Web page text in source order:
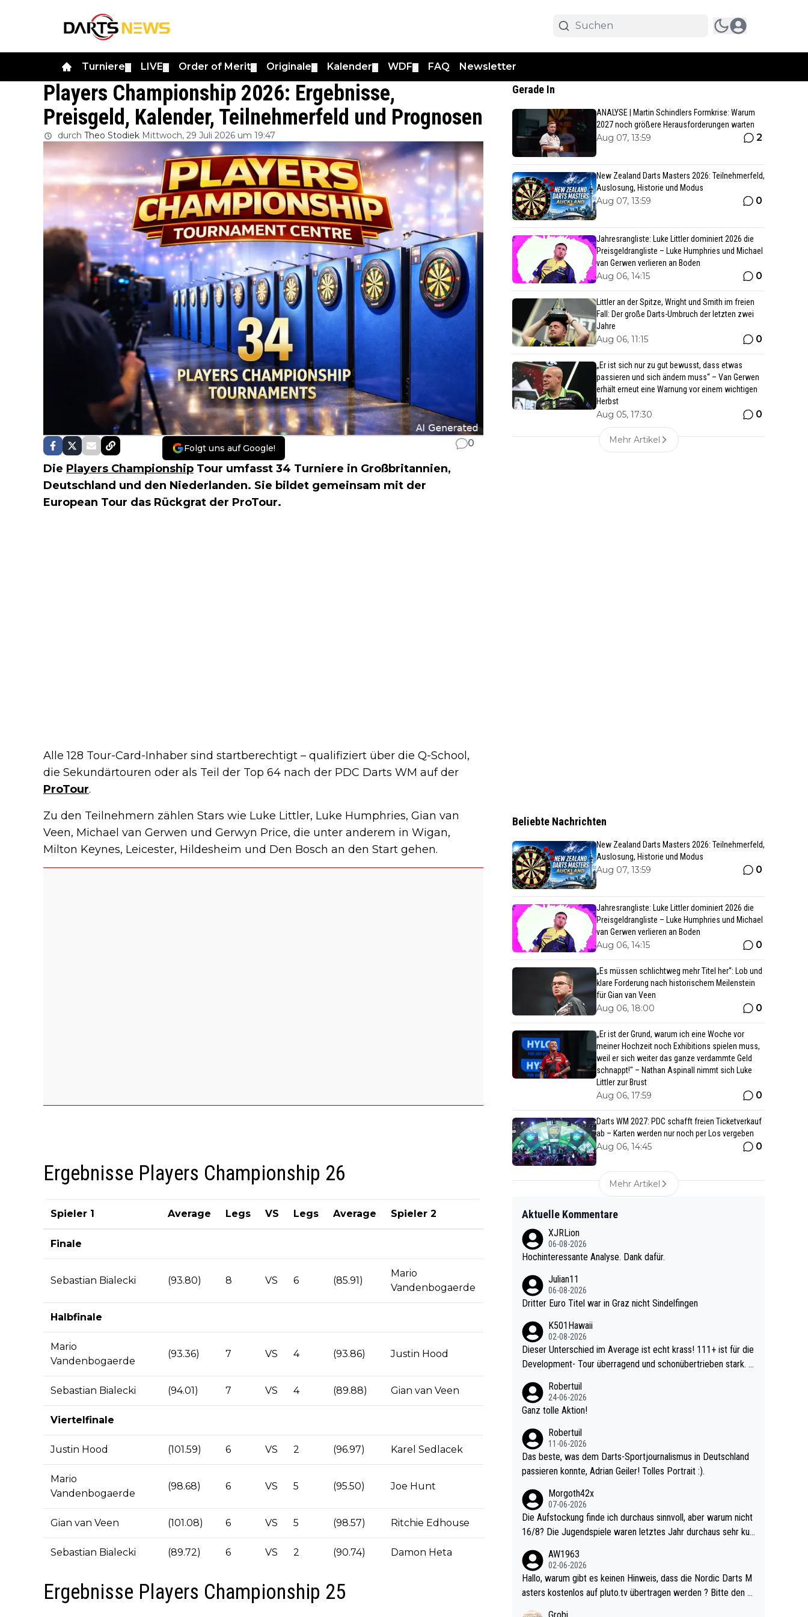
Turniere LIVE Order of Merit Originale Kalender WDF FAQ Newsletter
Players Championship 2026: Ergebnisse,
Preisgeld, Kalender, Teilnehmerfeld und Prognosen
durch Theo Stodiek Mittwoch, 29 Juli 2026 um 19:47
Folgt uns auf Google! 0
Die Players Championship Tour umfasst 34 Turniere in Großbritannien,
Deutschland und den Niederlanden. Sie bildet gemeinsam mit der
European Tour das Rückgrat der ProTour.
Alle 128 Tour-Card-Inhaber sind startberechtigt – qualifiziert über die Q-School,
die Sekundärtouren oder als Teil der Top 64 nach der PDC Darts WM auf der
ProTour.
Zu den Teilnehmern zählen Stars wie Luke Littler, Luke Humphries, Gian van
Veen, Michael van Gerwen und Gerwyn Price, die unter anderem in Wigan,
Milton Keynes, Leicester, Hildesheim und Den Bosch an den Start gehen.
Ergebnisse Players Championship 26
Spieler 1 Average Legs VS Legs Average Spieler 2
Finale
Sebastian Bialecki (93.80) 8 VS 6 (85.91)
Mario
Vandenbogaerde
Halbfinale
Mario
Vandenbogaerde
(93.36) 7 VS 4 (93.86) Justin Hood
Sebastian Bialecki (94.01) 7 VS 4 (89.88) Gian van Veen
Viertelfinale
Justin Hood (101.59) 6 VS 2 (96.97) Karel Sedlacek
Mario
Vandenbogaerde
(98.68) 6 VS 5 (95.50) Joe Hunt
Gian van Veen (101.08) 6 VS 5 (98.57) Ritchie Edhouse
Sebastian Bialecki (89.72) 6 VS 2 (90.74) Damon Heta
Ergebnisse Players Championship 25
Gerade In
ANALYSE | Martin Schindlers Formkrise: Warum
2027 noch größere Herausforderungen warten
Aug 07, 13:59 2
New Zealand Darts Masters 2026: Teilnehmerfeld,
Auslosung, Historie und Modus
Aug 07, 13:59 0
Jahresrangliste: Luke Littler dominiert 2026 die
Preisgeldrangliste – Luke Humphries und Michael
van Gerwen verlieren an Boden
Aug 06, 14:15 0
Littler an der Spitze, Wright und Smith im freien
Fall: Der große Darts-Umbruch der letzten zwei
Jahre
Aug 06, 11:15 0
„Er ist sich nur zu gut bewusst, dass etwas
passieren und sich ändern muss“ – Van Gerwen
erhält erneut eine Warnung vor einem wichtigen
Herbst
Aug 05, 17:30 0
Mehr Artikel
Beliebte Nachrichten
New Zealand Darts Masters 2026: Teilnehmerfeld,
Auslosung, Historie und Modus
Aug 07, 13:59 0
Jahresrangliste: Luke Littler dominiert 2026 die
Preisgeldrangliste – Luke Humphries und Michael
van Gerwen verlieren an Boden
Aug 06, 14:15 0
„Es müssen schlichtweg mehr Titel her“: Lob und
klare Forderung nach historischem Meilenstein
für Gian van Veen
Aug 06, 18:00 0
„Er ist der Grund, warum ich eine Woche vor
meiner Hochzeit noch Exhibitions spielen muss,
weil er sich weiter das ganze verdammte Geld
schnappt!" – Nathan Aspinall nimmt sich Luke
Littler zur Brust
Aug 06, 17:59 0
Darts WM 2027: PDC schafft freien Ticketverkauf
ab – Karten werden nur noch per Los vergeben
Aug 06, 14:45 0
Mehr Artikel
Aktuelle Kommentare
XJRLion
06-08-2026
Hochinteressante Analyse. Dank dafür.
Julian11
06-08-2026
Dritter Euro Titel war in Graz nicht Sindelfingen
K501Hawaii
02-08-2026
Dieser Unterschied im Average ist echt krass! 111+ ist für die
Development- Tour überragend und schonübertrieben stark. U
e mal 40+ erst recht. Da gewinnst keinen Blumentopf - ist ja n
och krasser wie ein Pokalspiel eines Kreisligisten vs einem Bu
Robertuil
24-06-2026
Ganz tolle Aktion!
Robertuil
11-06-2026
Das beste, was dem Darts-Sportjournalismus in Deutschland
passieren konnte, Adrian Geiler! Tolles Portrait :).
Morgoth42x
07-06-2026
Die Aufstockung finde ich durchaus sinnvoll, aber warum nicht
16/8? Die Jugendspiele waren letztes Jahr durchaus sehr kur
l. Allerdings ist Mitchell Lawrie als Nummer 1 der Welt eh quali
fiziert. Somit ändert die automatische Qualifikation des Weltm
eisters erstmal nichts. Ich denke sie wollen damit für nächste
AW1963
02-06-2026
Hallo, warum gibt es keinen Hinweis, dass die Nordic Darts M
asters kostenlos auf pluto.tv übertragen werden ? Bitte den A